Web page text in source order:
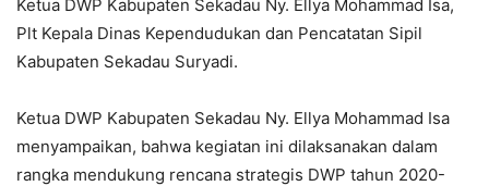
Ketua DWP Kabupaten Sekadau Ny. Ellya Mohammad Isa,
Plt Kepala Dinas Kependudukan dan Pencatatan Sipil
Kabupaten Sekadau Suryadi.
Ketua DWP Kabupaten Sekadau Ny. Ellya Mohammad Isa
menyampaikan, bahwa kegiatan ini dilaksanakan dalam
rangka mendukung rencana strategis DWP tahun 2020-